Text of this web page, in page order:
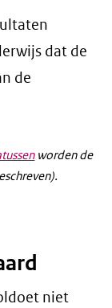
dat de
de
worden de
niet